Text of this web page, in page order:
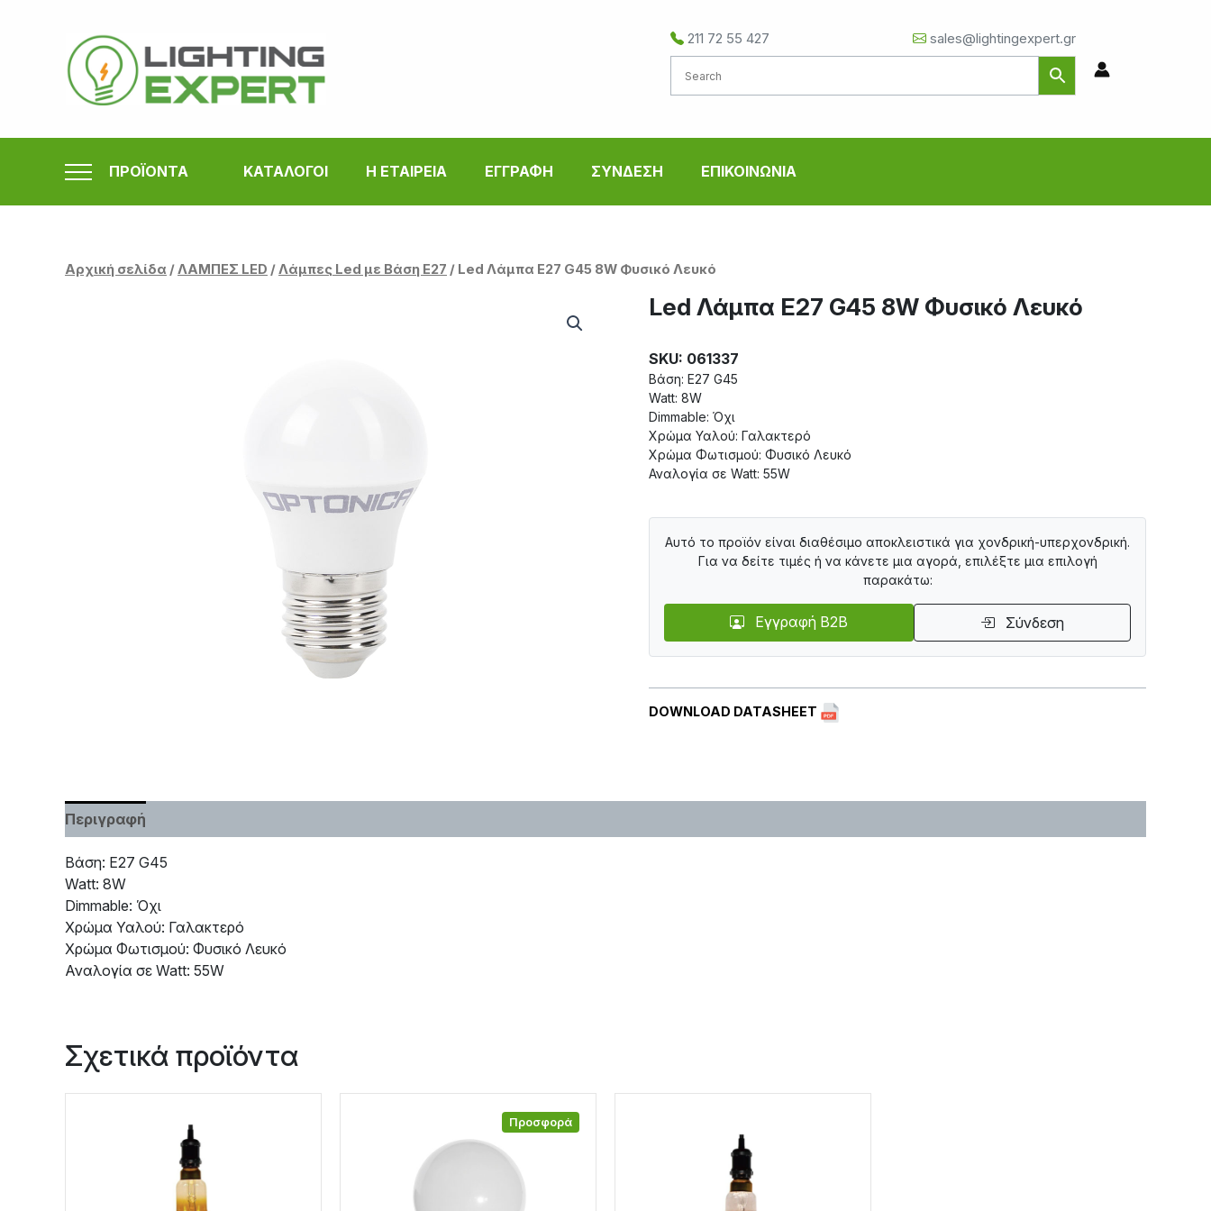
περιεχόμενο
211 72 55 427 sales@lightingexpert.gr
ΠΡΟΪΟΝΤΑ ΚΑΤΑΛΟΓΟΙ Η ΕΤΑΙΡΕΙΑ ΕΓΓΡΑΦΗ ΣΥΝΔΕΣΗ ΕΠΙΚΟΙΝΩΝΙΑ
Αρχική σελίδα /ΛΑΜΠΕΣ LED /Λάμπες Led με Βάση Ε27 / Led Λάμπα E27 G45 8W Φυσικό Λευκό
Led Λάμπα E27 G45 8W Φυσικό Λευκό
SKU: 061337
Βάση: E27 G45
Watt: 8W
Dimmable: Όχι
Χρώμα Υαλού: Γαλακτερό
Χρώμα Φωτισμού: Φυσικό Λευκό
Αναλογία σε Watt: 55W
DOWNLOAD DATASHEET
Αυτό το προϊόν είναι διαθέσιμο αποκλειστικά για χονδρική-υπερχονδρική.
Για να δείτε τιμές ή να κάνετε μια αγορά, επιλέξτε μια επιλογή
παρακάτω:
Εγγραφή B2B Σύνδεση
Περιγραφή
Βάση: E27 G45
Watt: 8W
Dimmable: Όχι
Χρώμα Υαλού: Γαλακτερό
Χρώμα Φωτισμού: Φυσικό Λευκό
Αναλογία σε Watt: 55W
Σχετικά προϊόντα
Προσφορά